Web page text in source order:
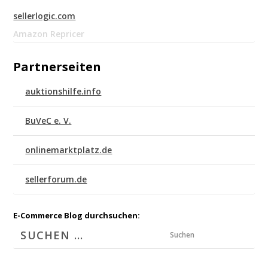
sellerlogic.com
Amazon Repricer
Partnerseiten
auktionshilfe.info
BuVeC e. V.
onlinemarktplatz.de
sellerforum.de
E-Commerce Blog durchsuchen:
Suchen